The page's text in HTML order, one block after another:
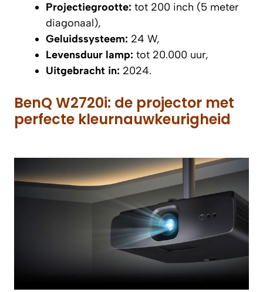
Projectiegrootte: tot 200 inch (5 meter
diagonaal),
Geluidssysteem: 24 W,
Levensduur lamp: tot 20.000 uur,
Uitgebracht in: 2024.
BenQ W2720i: de projector met
perfecte kleurnauwkeurigheid